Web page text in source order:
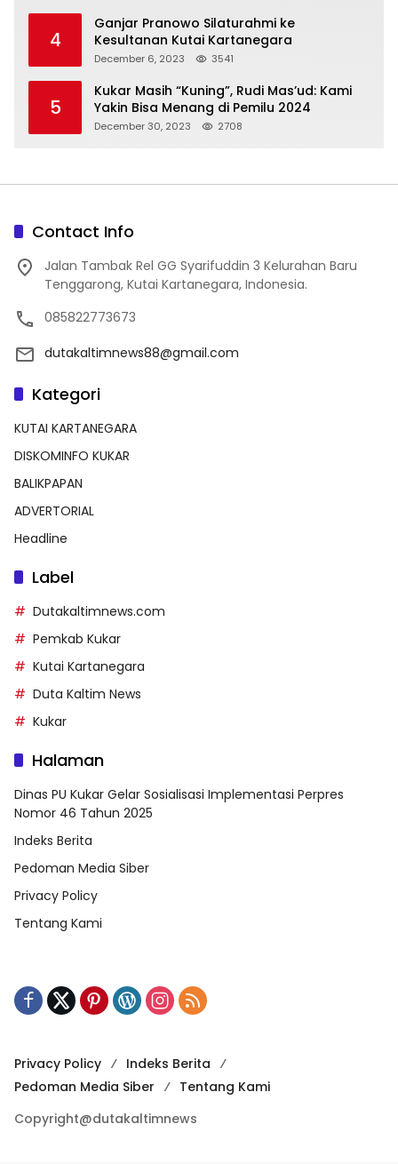
4
Ganjar Pranowo Silaturahmi ke
Kesultanan Kutai Kartanegara
December 6, 2023 3541
5
Kukar Masih “Kuning”, Rudi Mas’ud: Kami
Yakin Bisa Menang di Pemilu 2024
December 30, 2023 2708
Contact Info
Jalan Tambak Rel GG Syarifuddin 3 Kelurahan Baru
Tenggarong, Kutai Kartanegara, Indonesia.
085822773673
dutakaltimnews88@gmail.com
Kategori
KUTAI KARTANEGARA
DISKOMINFO KUKAR
BALIKPAPAN
ADVERTORIAL
Headline
Label
Dutakaltimnews.com
Pemkab Kukar
Kutai Kartanegara
Duta Kaltim News
Kukar
Halaman
Dinas PU Kukar Gelar Sosialisasi Implementasi Perpres
Nomor 46 Tahun 2025
Indeks Berita
Pedoman Media Siber
Privacy Policy
Tentang Kami
Privacy Policy
Indeks Berita
Pedoman Media Siber
Tentang Kami
Copyright@dutakaltimnews